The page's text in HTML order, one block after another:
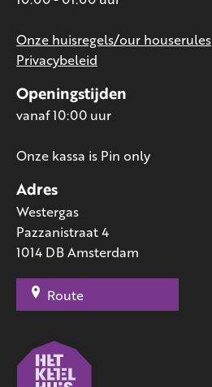
Adres
Westergas
Pazzanistraat 4
1014 DB Amsterdam
Route
Openingstijden
vanaf 10:00 uur
Onze kassa is Pin only
Onze huisregels/our houserules
Privacybeleid